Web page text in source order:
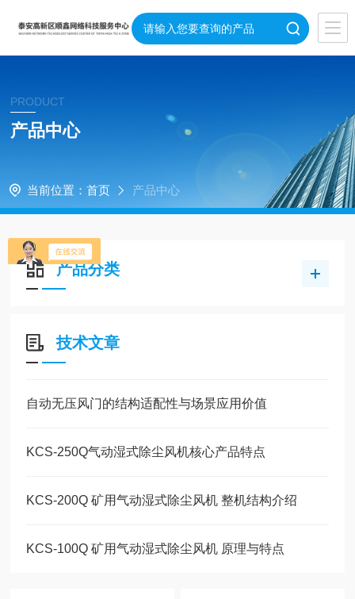
PRODUCT
产品中心
当前位置： 首页 产品中心
产品分类
技术文章
自动无压风门的结构适配性与场景应用价值
KCS-250Q气动湿式除尘风机核心产品特点
KCS-200Q 矿用气动湿式除尘风机 整机结构介绍
KCS-100Q 矿用气动湿式除尘风机 原理与特点